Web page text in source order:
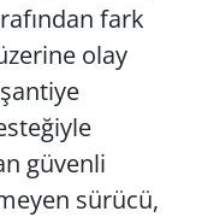
fark
olay
güvenli
sürücü,